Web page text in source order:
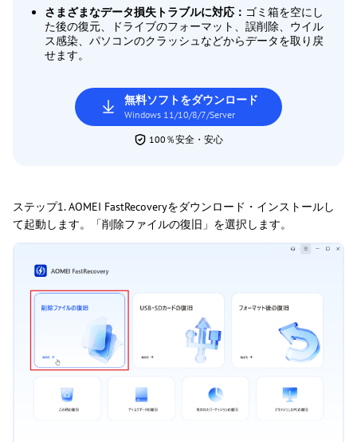
さまざまなデータ損失トラブルに対応： ゴミ箱を空にし
た後の復元、ドライブのフォーマット、誤削除、ウイル
ス感染、パソコンのクラッシュなどからデータを取り戻
せます。
無料ソフトをダウンロード
Windows 11/10/8/7/Server
100％安全・安心
ステップ1. AOMEI FastRecoveryをダウンロード・インストールし
て起動します。「削除ファイルの復旧」を選択します。